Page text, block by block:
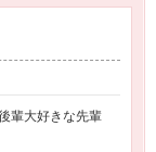
輩大好きな先輩